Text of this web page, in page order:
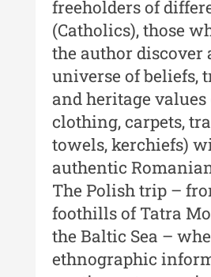
Buletinul Centrului
și Conservare-
Patrimoniului - 2020
Buletinul Centrului
și Conservare-
Patrimoniului - 2019
Indexul Complet
MediCult - Revista de
culturală
MediCult - Revista de
freeholders of
(Catholics), those
the author discover
universe of beliefs,
and heritage
clothing, carpets,
towels, kerchiefs)
authentic
The Polish trip –
foothills of Tatra
the Baltic Sea –
ethnographic